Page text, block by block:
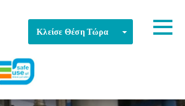
Κλείσε Θέση Τώρα Toggle